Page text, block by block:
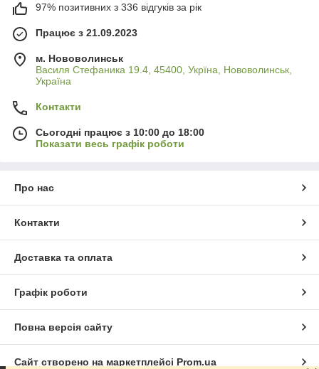
97% позитивних з 336 відгуків за рік
Працює з 21.09.2023
м. Нововолинськ
Василя Стефаника 19.4, 45400, Укрїна, Нововолинськ,
Україна
Контакти
Сьогодні працює з 10:00 до 18:00
Показати весь графік роботи
Про нас
Контакти
Доставка та оплата
Графік роботи
Повна версія сайту
Сайт створено на маркетплейсі Prom.ua